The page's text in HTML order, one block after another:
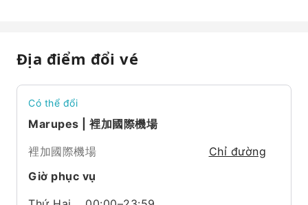
Địa điểm đổi vé
Có thể đổi
Marupes | 裡加國際機場
裡加國際機場
Chỉ đường
Giờ phục vụ